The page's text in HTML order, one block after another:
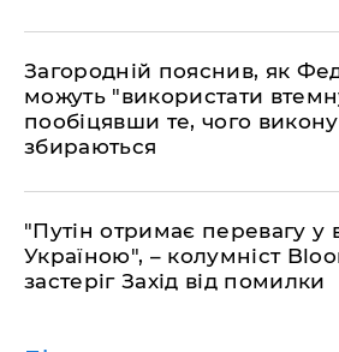
Загородній пояснив, як
можуть "використати
пообіцявши те, чого
збираються
"Путін отримає перевагу у
Україною", – колумніст
застеріг Захід від помилки